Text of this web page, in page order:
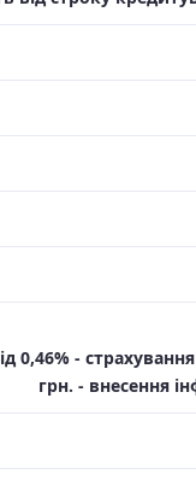
0,46% -
грн. - внесення